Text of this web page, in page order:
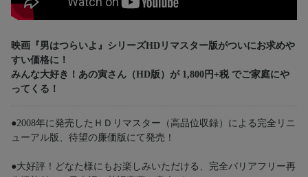
映画『男はつらいよ』シリーズHDリマスター版がついにお求めや
すい価格に！
みんな大好き！あの寅さん（HD版）が 1,800円+税 でご家庭にや
ってくる！
●2008年に発売したＨＤリマスター（高品位収録）による完全リニ
ューアル版、待望の廉価版にて発売！
●大好評！どなた様にもお楽しみいただける、完全バリアフリー再